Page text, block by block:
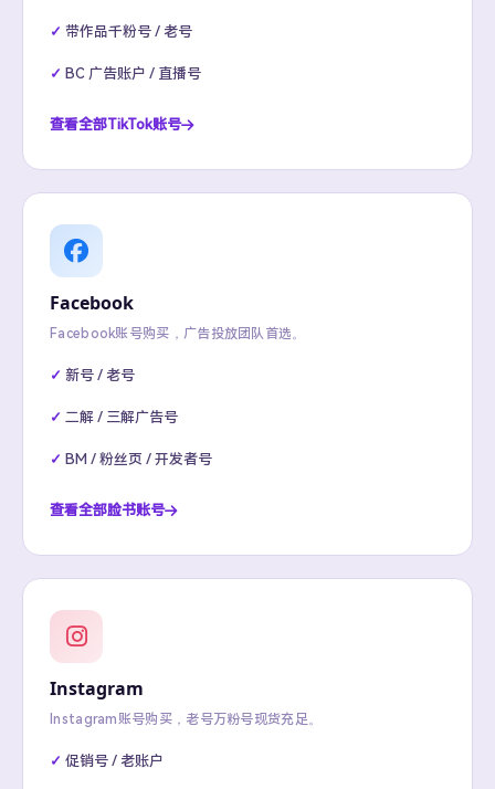
带作品千粉号 / 老号
BC 广告账户 / 直播号
查看全部TikTok账号
Facebook
Facebook账号购买，广告投放团队首选。
新号 / 老号
二解 / 三解广告号
BM / 粉丝页 / 开发者号
查看全部脸书账号
Instagram
Instagram账号购买，老号万粉号现货充足。
促销号 / 老账户